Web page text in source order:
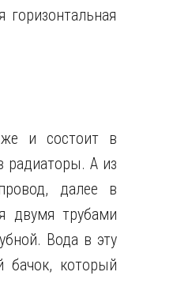
и состоит в
радиаторы. А из
далее в
двумя трубами
Вода в эту
бачок, который